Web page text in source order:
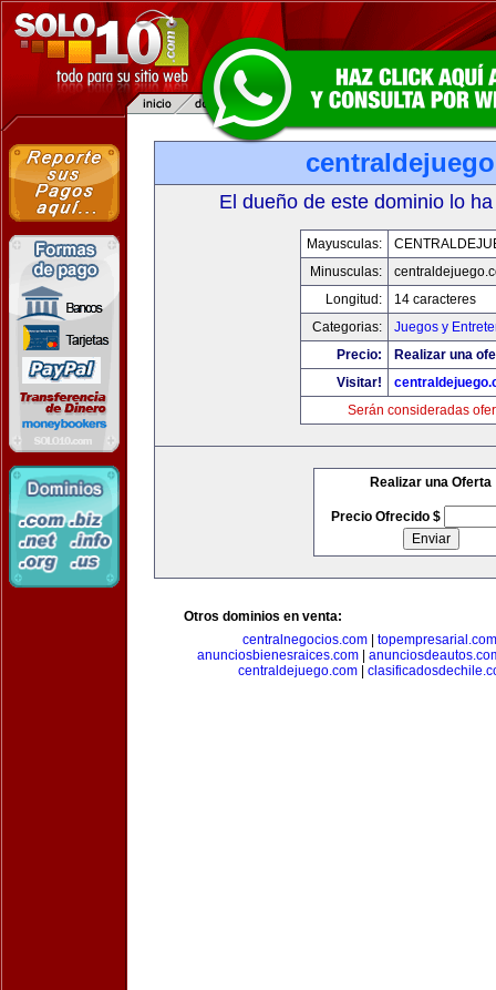
El dueño de este dominio lo
Mayusculas:
Minusculas:
Longitud:
14 caracteres
Categorias:
Juegos y
Precio:
Realizar una
Visitar!
Serán consideradas
Realizar una Oferta
Precio Ofrecido $
Otros dominios en venta:
centralnegocios.com| topempresarial.com
anunciosbienesraices.com|
centraldejuego.com